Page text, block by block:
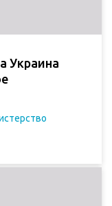
Украина